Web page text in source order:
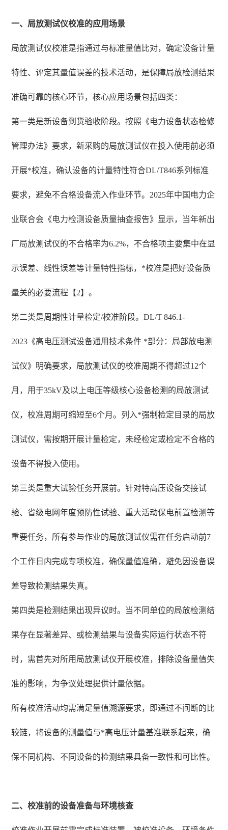
一、局放测试仪校准的应用场景
局放测试仪校准是指通过与标准量值比对，确定设备计量
特性、评定其量值误差的技术活动，是保障局放检测结果
准确可靠的核心环节，核心应用场景包括四类：
第一类是新设备到货验收阶段。按照《电力设备状态检修
管理办法》要求，新采购的局放测试仪在投入使用前必须
开展*校准，确认设备的计量特性符合DL/T846系列标准
要求，避免不合格设备流入作业环节。2025年中国电力企
业联合会《电力检测设备质量抽查报告》显示，当年新出
厂局放测试仪的不合格率为6.2%，不合格项主要集中在显
示误差、线性误差等计量特性指标，*校准是把好设备质
量关的必要流程【2】。
第二类是周期性计量检定/校准阶段。DL/T 846.1-
2023《高电压测试设备通用技术条件 *部分：局部放电测
试仪》明确要求，局放测试仪的校准周期不得超过12个
月，用于35kV及以上电压等级核心设备检测的局放测试
仪，校准周期可缩短至6个月。列入*强制检定目录的局放
测试仪，需按期开展计量检定，未经检定或检定不合格的
设备不得投入使用。
第三类是重大试验任务开展前。针对特高压设备交接试
验、省级电网年度预防性试验、重大活动保电前置检测等
重要任务，所有参与作业的局放测试仪需在任务启动前7
个工作日内完成专项校准，确保量值准确，避免因设备误
差导致检测结果失真。
第四类是检测结果出现异议时。当不同单位的局放检测结
果存在显著差异、或检测结果与设备实际运行状态不符
时，需首先对所用局放测试仪开展校准，排除设备量值失
准的影响，为争议处理提供计量依据。
所有校准活动均需满足量值溯源要求，即通过不间断的比
较链，将设备的测量值与*高电压计量基准联系起来，确
保不同机构、不同设备的检测结果具备一致性和可比性。
二、校准前的设备准备与环境核查